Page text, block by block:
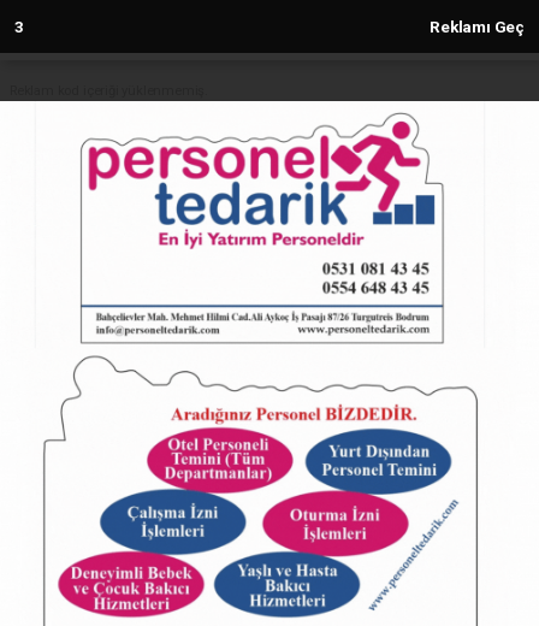
2 Reklamı Geç
Anasayfa SAĞLIK
4 ŞUBAT DÜNYA KANSER GÜNÜ
FARKINDALIK KONFERANSI
VERİLDİ
SAĞLIK
(Sovtna) - Sovtna Haber Gazetesi | 02.02.2023 - 11:52, Güncelleme:
16475+ kez okundu.
4 ŞUBAT DÜNYA KANSER GÜNÜ FARKINDALIK
KONFERANSI VERİLDİ
ABONE OL